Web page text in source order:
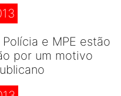
Polícia e MPE estão
por um motivo